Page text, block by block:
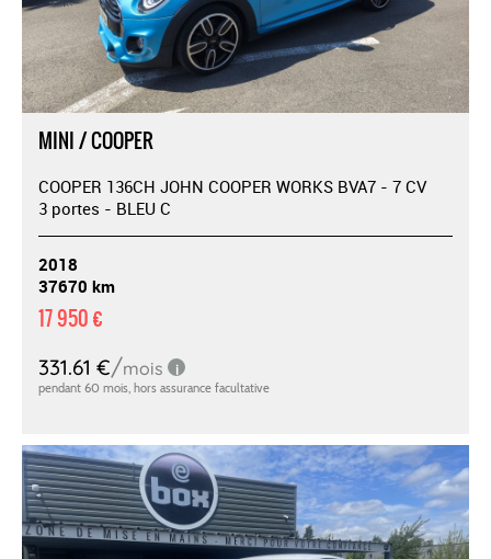
MINI / COOPER
COOPER 136CH JOHN COOPER WORKS BVA7 - 7 CV
3 portes - BLEU C
2018
37670 km
17 950 €